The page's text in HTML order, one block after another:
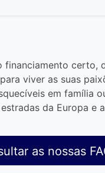
financiamento certo,
viver as suas
em família
da Europa e
as nossas